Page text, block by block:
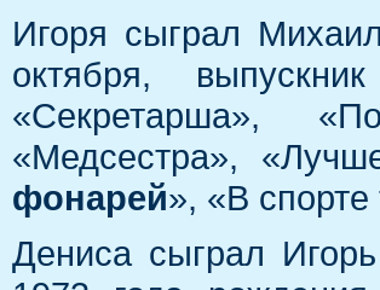
Игоря сыграл
октября,
«Секретарша»,
«Медсестра»,
фонарей», «В
Дениса сыграл